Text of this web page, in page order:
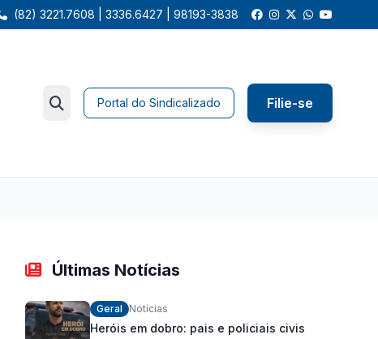
(82) 3221.7608 | 3336.6427 | 98193-3838
Portal do Sindicalizado Filie-se
Últimas Notícias
Geral Notícias
Heróis em dobro: pais e policiais civis